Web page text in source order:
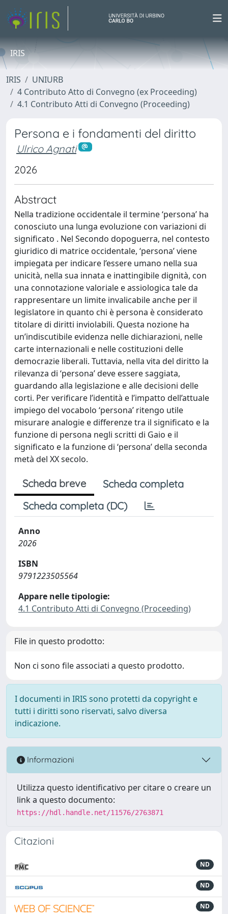
IRIS
IRIS
UNIURB
4 Contributo Atto di Convegno (ex Proceeding)
4.1 Contributo Atti di Convegno (Proceeding)
Persona e i fondamenti del diritto
Ulrico Agnati
2026
Abstract
Nella tradizione occidentale il termine ‘persona’ ha
conosciuto una lunga evoluzione con variazioni di
significato . Nel Secondo dopoguerra, nel contesto
giuridico di matrice occidentale, ‘persona’ viene
impiegata per indicare l’essere umano nella sua
unicità, nella sua innata e inattingibile dignità, con
una connotazione valoriale e assiologica tale da
rappresentare un limite invalicabile anche per il
legislatore in quanto chi è persona è considerato
titolare di diritti inviolabili. Questa nozione ha
un’indiscutibile evidenza nelle dichiarazioni, nelle
carte internazionali e nelle costituzioni delle
democrazie liberali. Tuttavia, nella vita del diritto la
rilevanza di ‘persona’ deve essere saggiata,
guardando alla legislazione e alle decisioni delle
corti. Per verificare l’identità e l’impatto dell’attuale
impiego del vocabolo ‘persona’ ritengo utile
misurare analogie e differenze tra il significato e la
funzione di persona negli scritti di Gaio e il
significato e la funzione di ‘persona’ della seconda
metà del XX secolo.
Scheda breve
Scheda completa
Scheda completa (DC)
Anno
2026
ISBN
9791223505564
Appare nelle tipologie:
4.1 Contributo Atti di Convegno (Proceeding)
File in questo prodotto:
Non ci sono file associati a questo prodotto.
I documenti in IRIS sono protetti da copyright e
tutti i diritti sono riservati, salvo diversa
indicazione.
Informazioni
Utilizza questo identificativo per citare o creare un
link a questo documento:
https://hdl.handle.net/11576/2763871
Citazioni
ND
ND
ND